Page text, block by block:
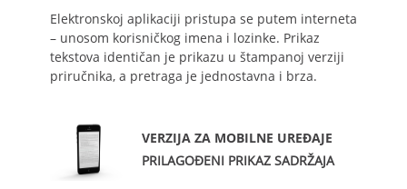
Elektronskoj aplikaciji pristupa se putem interneta
– unosom korisničkog imena i lozinke. Prikaz
tekstova identičan je prikazu u štampanoj verziji
priručnika, a pretraga je jednostavna i brza.
VERZIJA ZA MOBILNE UREĐAJE
PRILAGOĐENI PRIKAZ SADRŽAJA